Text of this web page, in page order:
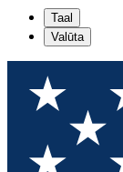
Taal
Valūta